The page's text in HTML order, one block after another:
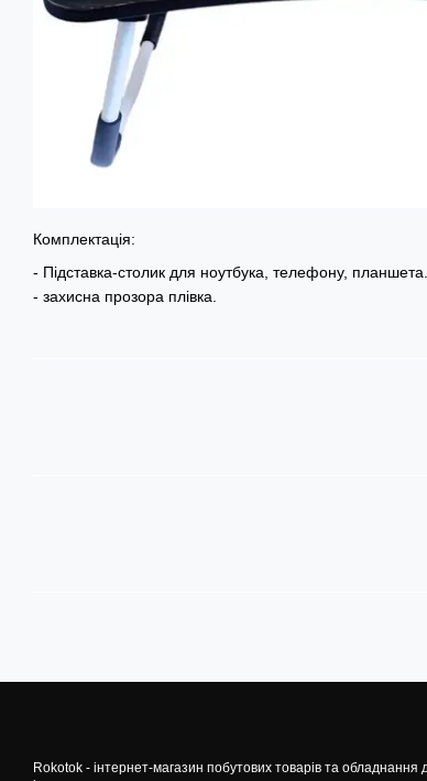
Комплектація:
- Підставка-столик для ноутбука, телефону, планшета.
- захисна прозора плівка.
Rokotok - інтернет-магазин побутових товарів та обладнання